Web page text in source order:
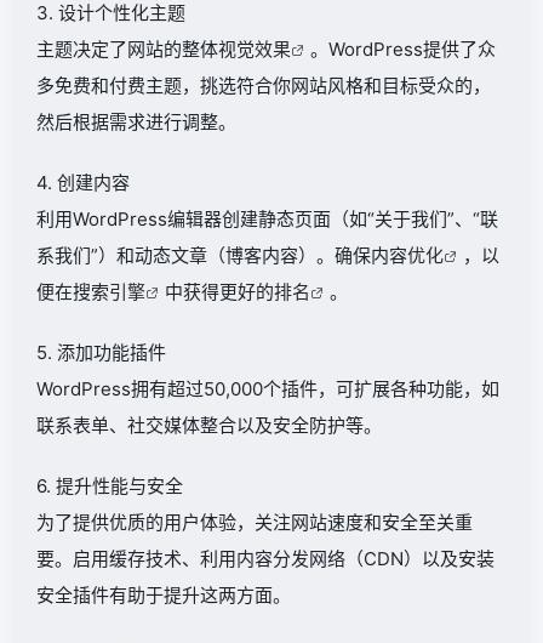
3. 设计个性化主题
主题决定了网站的整体视觉效果
。WordPress提供了众
多免费和付费主题，挑选符合你网站风格和目标受众的，
然后根据需求进行调整。
4. 创建内容
利用WordPress编辑器创建静态页面（如“关于我们”、“联
系我们”）和动态文章（博客内容）。确保内容优化
，以
便在搜索引擎 中获得更好的排名 。
5. 添加功能插件
WordPress拥有超过50,000个插件，可扩展各种功能，如
联系表单、社交媒体整合以及安全防护等。
6. 提升性能与安全
为了提供优质的用户体验，关注网站速度和安全至关重
要。启用缓存技术、利用内容分发网络（CDN）以及安装
安全插件有助于提升这两方面。